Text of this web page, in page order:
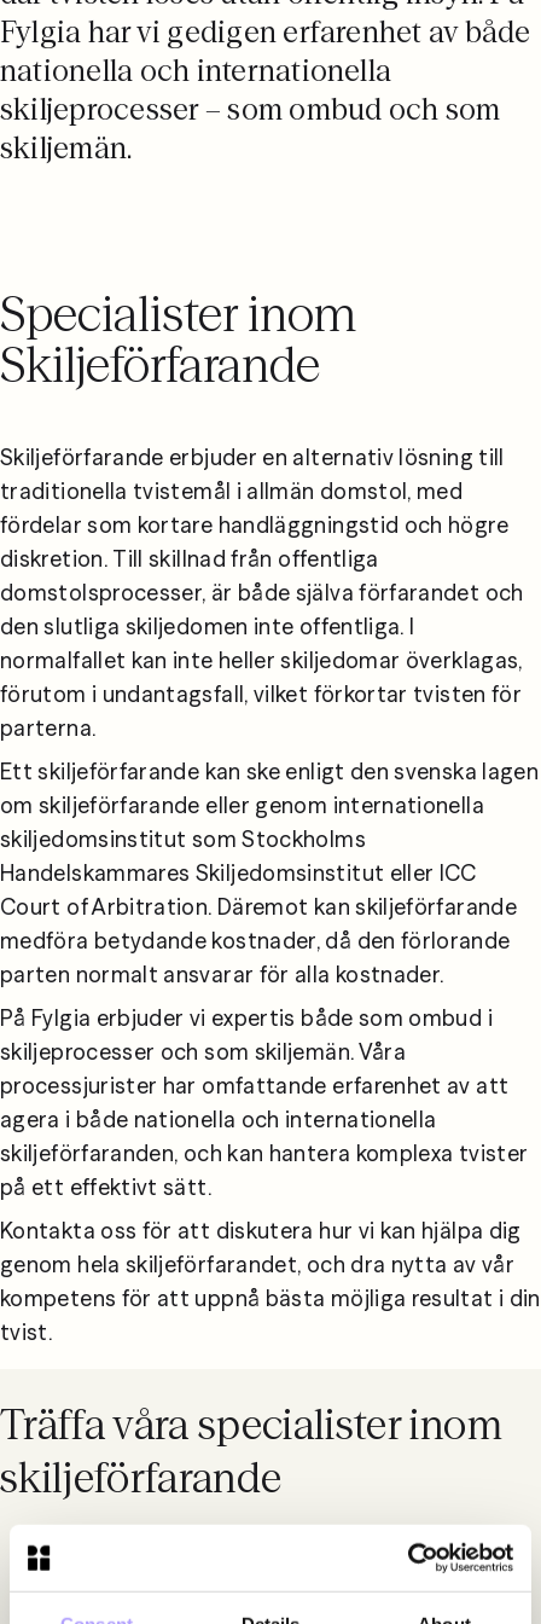
Fylgia har vi gedigen erfarenhet av både
nationella och internationella
skiljeprocesser – som ombud och som
skiljemän.
Specialister inom
Skiljeförfarande
Skiljeförfarande erbjuder en alternativ lösning till
traditionella tvistemål i allmän domstol, med
fördelar som kortare handläggningstid och högre
diskretion. Till skillnad från offentliga
domstolsprocesser, är både själva förfarandet och
den slutliga skiljedomen inte offentliga. I
normalfallet kan inte heller skiljedomar överklagas,
förutom i undantagsfall, vilket förkortar tvisten för
parterna.
Ett skiljeförfarande kan ske enligt den svenska lagen
om skiljeförfarande eller genom internationella
skiljedomsinstitut som Stockholms
Handelskammares Skiljedomsinstitut eller ICC
Court of Arbitration. Däremot kan skiljeförfarande
medföra betydande kostnader, då den förlorande
parten normalt ansvarar för alla kostnader.
På Fylgia erbjuder vi expertis både som ombud i
skiljeprocesser och som skiljemän. Våra
processjurister har omfattande erfarenhet av att
agera i både nationella och internationella
skiljeförfaranden, och kan hantera komplexa tvister
på ett effektivt sätt.
Kontakta oss för att diskutera hur vi kan hjälpa dig
genom hela skiljeförfarandet, och dra nytta av vår
kompetens för att uppnå bästa möjliga resultat i din
tvist.
Träffa våra specialister inom
skiljeförfarande